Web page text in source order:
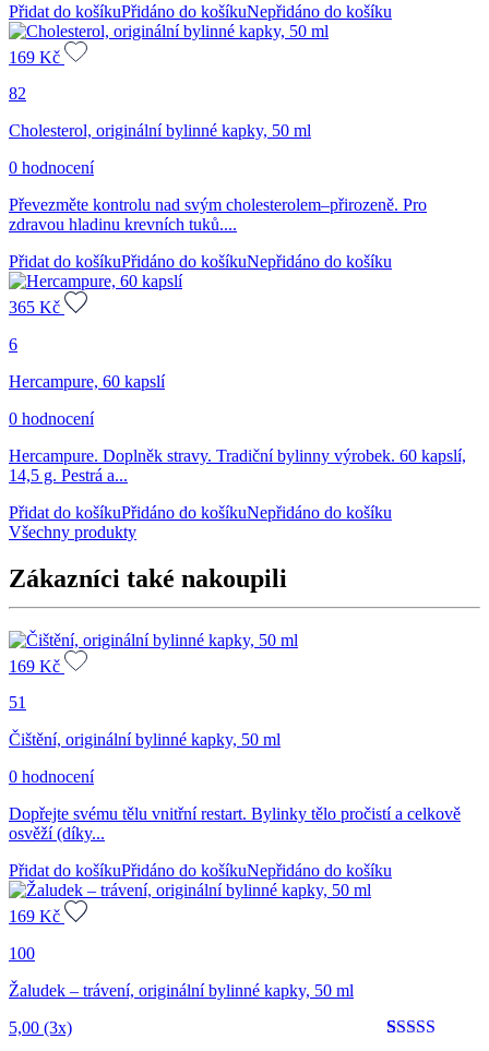
zákazníka
Přidat do košíkuPřidáno do košíkuNepřidáno do košíku
169 Kč
82
Cholesterol, originální bylinné kapky, 50 ml
0 hodnocení
Převezměte kontrolu nad svým cholesterolem–přirozeně. Pro
zdravou hladinu krevních tuků....
Přidat do košíkuPřidáno do košíkuNepřidáno do košíku
365 Kč
6
Hercampure, 60 kapslí
0 hodnocení
Hercampure. Doplněk stravy. Tradiční bylinny výrobek. 60 kapslí,
14,5 g. Pestrá a...
Přidat do košíkuPřidáno do košíkuNepřidáno do košíku
Všechny produkty
Zákazníci také nakoupili
169 Kč
51
Čištění, originální bylinné kapky, 50 ml
0 hodnocení
Dopřejte svému tělu vnitřní restart. Bylinky tělo pročistí a celkově
osvěží (díky...
Přidat do košíkuPřidáno do košíkuNepřidáno do košíku
169 Kč
100
Žaludek – trávení, originální bylinné kapky, 50 ml
5,00 (3x)